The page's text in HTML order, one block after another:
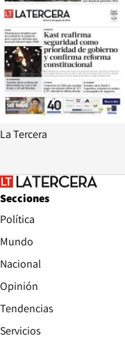
La Tercera
Secciones
Política
Mundo
Nacional
Opinión
Tendencias
Servicios